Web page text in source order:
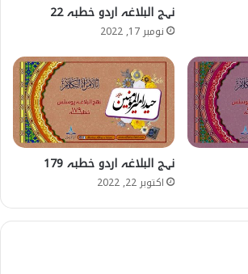
نہج البلاغہ اردو خطبہ 22
نومبر 17, 2022
نہج البلاغہ اردو خطبہ 179
اکتوبر 22, 2022